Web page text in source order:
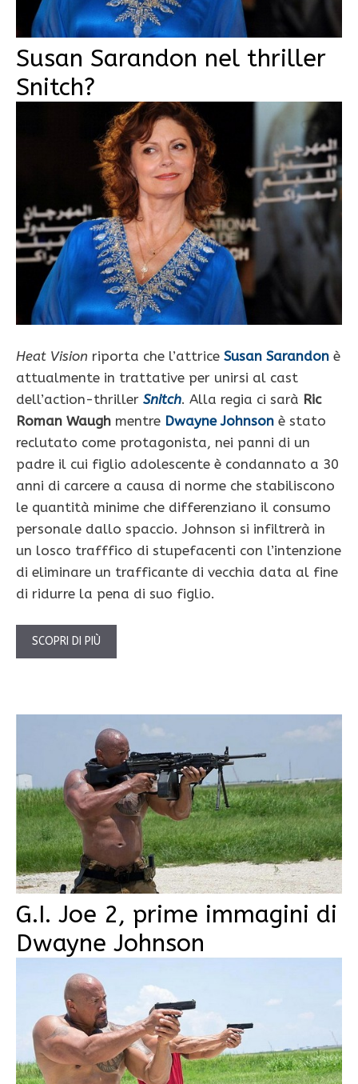
Susan Sarandon nel thriller
Snitch?
Heat Vision riporta che l’attrice Susan Sarandon è
attualmente in trattative per unirsi al cast
dell’action-thriller Snitch. Alla regia ci sarà Ric
Roman Waugh mentre Dwayne Johnson è stato
reclutato come protagonista, nei panni di un
padre il cui figlio adolescente è condannato a 30
anni di carcere a causa di norme che stabiliscono
le quantità minime che differenziano il consumo
personale dallo spaccio. Johnson si infiltrerà in
un losco trafffico di stupefacenti con l’intenzione
di eliminare un trafficante di vecchia data al fine
di ridurre la pena di suo figlio.
SCOPRI DI PIÙ
G.I. Joe 2, prime immagini di
Dwayne Johnson